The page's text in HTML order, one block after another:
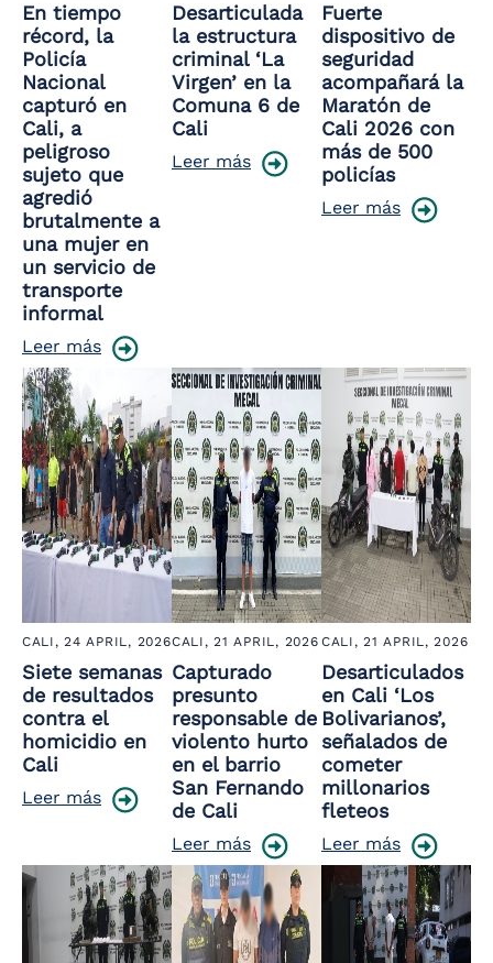
En tiempo
récord, la
Policía
Nacional
capturó en
Cali, a
peligroso
sujeto que
agredió
brutalmente a
una mujer en
un servicio de
transporte
informal
Leer más
Desarticulada
la estructura
criminal ‘La
Virgen’ en la
Comuna 6 de
Cali
Leer más
Fuerte
dispositivo de
seguridad
acompañará la
Maratón de
Cali 2026 con
más de 500
policías
Leer más
CALI,24 APRIL, 2026
Siete semanas
de resultados
contra el
homicidio en
Cali
Leer más
CALI,21 APRIL, 2026
Capturado
presunto
responsable de
violento hurto
en el barrio
San Fernando
de Cali
Leer más
CALI,21 APRIL, 2026
Desarticulados
en Cali ‘Los
Bolivarianos’,
señalados de
cometer
millonarios
fleteos
Leer más